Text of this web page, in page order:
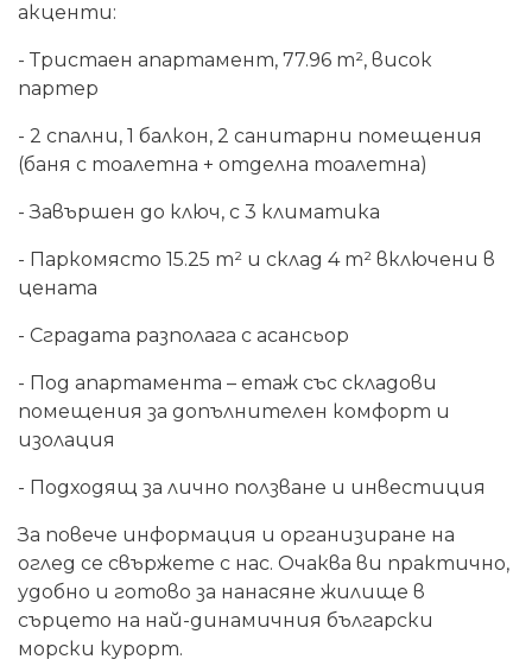
акценти:
- Тристаен апартамент, 77.96 m², висок
партер
- 2 спални, 1 балкон, 2 санитарни помещения
(баня с тоалетна + отделна тоалетна)
- Завършен до ключ, с 3 климатика
- Паркомясто 15.25 m² и склад 4 m² включени в
цената
- Сградата разполага с асансьор
- Под апартамента – етаж със складови
помещения за допълнителен комфорт и
изолация
- Подходящ за лично ползване и инвестиция
За повече информация и организиране на
оглед се свържете с нас. Очаква ви практично,
удобно и готово за нанасяне жилище в
сърцето на най-динамичния български
морски курорт.